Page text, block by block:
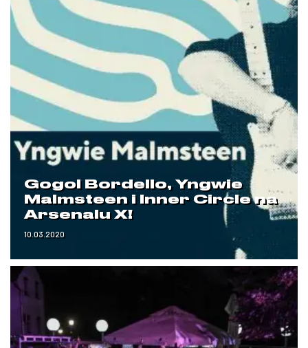
Gogol Bordello, Yngwie
Malmsteen i Inner Circle na
Arsenalu X!
10.03.2020